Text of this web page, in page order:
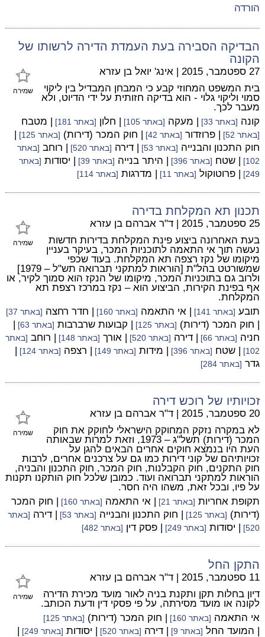
הורדה
הבדיקה הסבירה בעת העמדת הדירה לרשותו של
הקונה
שמירה
27 ספטמבר, 2015 | אינג' יואל בן עזרא
בית המשפט המחוזי קבע כי המבחן המבדיל בין ליקוי
סמוי וליקוי גלוי - הוא בדיקה חזותית על ידי הדיוט, ולא
מעבר לכך.
קונה [באתר 33] | מעקה [באתר 105] | חלון [באתר 181] | מטבח
[באתר 52] | פרוזדור [באתר 42] | חוק המכר (דירות) [באתר 125]
|
חוק התכנון והבנייה [באתר 53] | דירה [באתר 520] | רוחב [באתר
102]
| שטח [באתר 396] | היתר בנייה [באתר 39] | יסודות [באתר
249]
| פרוטוקול [באתר 11] | מדרגות [באתר 114]
תכנון תא המקלחת בדירה
שמירה
25 ספטמבר, 2015 | ד"ר אברהם בן עזרא
בעת האחרונה ביצוע פינת המקלחת בדירות חדשות
נעשה תוך אי התאמה לתוכניות המכר, בעיקר בעניין
מיקומו של נקז רצפה תא המקלחת. בעוד שכפי
שמשורטט בהל"ת [הוראות למתקני תברואה תש"ל – 1979]
ולרוב גם בתוכניות המכר, מיקומו של הנקז הוא סמוך לקיר, או
אף בפינת הקירות, הביצוע הוא – נקז במרכז רצפת תא
המקלחת.
תובע [באתר 141] | אי התאמה [באתר 160] | חדר רחצה [באתר 37]
| חוק המכר (דירות) [באתר 125] | קבועות שרברבות [באתר 63]
|
חניה [באתר 66] | דירה [באתר 520] | אורך [באתר 148] | רוחב [באתר
102]
| שטח [באתר 396] | מידות [באתר 149] | רצפה [באתר 124]
|
גדר [באתר 284]
זכויותיו של רוכש דירה
שמירה
20 ספטמבר, 2015 | ד"ר אברהם בן עזרא
לא במקרה נזקק המחוקק הישראלי לחוקק את חוק
המכר (דירות) תשל"ג – 1973, וזאת למרות שבאותה
העת היו בנמצא חוקים אחרים הבאים להגן על
זכויותיהם של קוני דירות כמו גם על צרכנים אחרים, לרבות
חוק התקנים, חוק הקבלנות, חוק המכר, חוק התכנון והבניה,
הוראות למתקני תברואה ועוד. כמובן שלכל חוק הותקנו תקנות
על פיו, ובכל זאת, משהו היה חסר.
תקופת אחריות [באתר 21] | אי התאמה [באתר 160]
| חוק המכר
(דירות) [באתר 125] | חוק התכנון והבנייה [באתר 53] | דירה [באתר
520]
| יסודות [באתר 249] | פסק דין [באתר 482]
התקן החל
שמירה
11 ספטמבר, 2015 | ד"ר אברהם בן עזרא
דיון בחלות תקן ותקנת בניה לאור מועד מכירת הדירה
לקונה או מועד מסירתה, על פי פסקי דין ודעת הכותב.
אי התאמה [באתר 160] | חוק המכר (דירות) [באתר 125]
| המועד החל [באתר 9] | דירה [באתר 520] | יסודות [באתר 249]
|